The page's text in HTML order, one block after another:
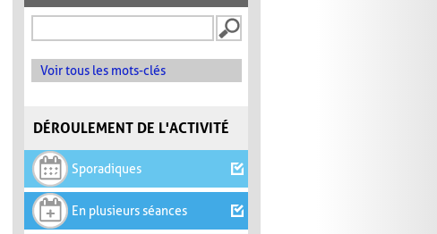
Voir tous les mots-clés
DÉROULEMENT DE L'ACTIVITÉ
Sporadiques
En plusieurs séances